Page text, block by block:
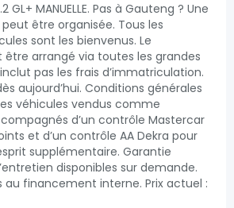
GL+ MANUELLE. Pas à Gauteng ? Une
être organisée. Tous les
sont les bienvenus. Le
arrangé via toutes les grandes
pas les frais d’immatriculation.
aujourd’hui. Conditions générales
véhicules vendus comme
d’un contrôle Mastercar
et d’un contrôle AA Dekra pour
supplémentaire. Garantie
disponibles sur demande.
au financement interne. Prix actuel :